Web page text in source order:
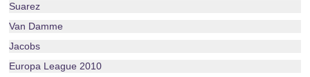
Suarez
Van Damme
Jacobs
Europa League 2010